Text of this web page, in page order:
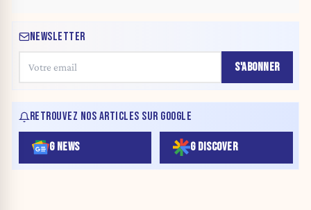
NEWSLETTER
S'ABONNER
RETROUVEZ NOS ARTICLES SUR GOOGLE
G NEWS G DISCOVER